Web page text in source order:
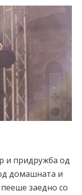
и придружба од
домашната и
заедно со